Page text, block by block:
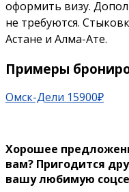
оформить визу.
не требуются.
Астане и Алма-Ате.
Примеры
Омск-Дели 15900₽
Хорошее
вам? Пригодится
вашу любимую